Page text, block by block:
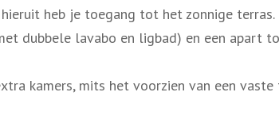
heb je toegang tot het zonnige terras.
dubbele lavabo en ligbad) en een apart
kamers, mits het voorzien van een vaste